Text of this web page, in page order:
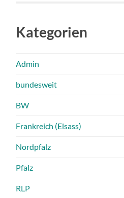
Kategorien
Admin
bundesweit
BW
Frankreich (Elsass)
Nordpfalz
Pfalz
RLP